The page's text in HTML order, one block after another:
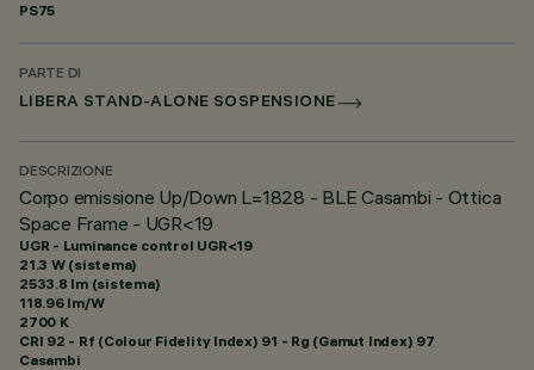
PS75
PARTE DI
LIBERA STAND-ALONE SOSPENSIONE
DESCRIZIONE
Corpo emissione Up/Down L=1828 - BLE Casambi - Ottica
Space Frame - UGR<19
UGR - Luminance control UGR<19
21.3 W (sistema)
2533.8 lm (sistema)
118.96 lm/W
2700 K
CRI 92 - Rf (Colour Fidelity Index) 91 - Rg (Gamut Index) 97
Casambi